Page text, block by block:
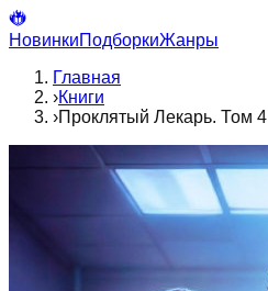
НовинкиПодборкиЖанры
Главная
›Книги
›Проклятый Лекарь. Том 4